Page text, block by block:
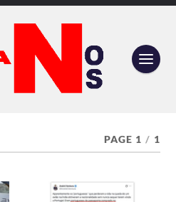
PAGE 1 / 1